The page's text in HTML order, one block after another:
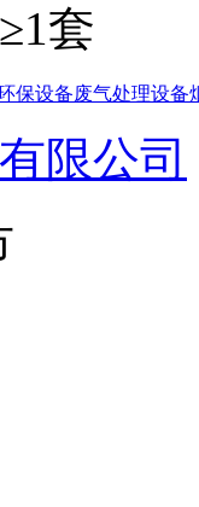
≥1套
保设备废气处理设备
限公司